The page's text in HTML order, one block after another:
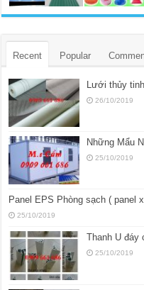
Recent Popular
Lưới thủy
26/10/2019
Những Mẩu
25/10/2019
Panel EPS Phòng sạch ( panel
25/10/2019
Thanh U đáy
25/10/2019